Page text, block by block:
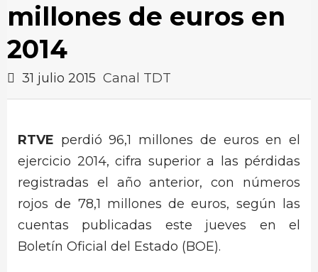
millones de euros en
2014
31 julio 2015 Canal TDT
RTVE perdió 96,1 millones de euros en el
ejercicio 2014, cifra superior a las pérdidas
registradas el año anterior, con números
rojos de 78,1 millones de euros, según las
cuentas publicadas este jueves en el
Boletín Oficial del Estado (BOE).